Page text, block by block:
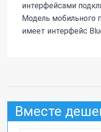
интерфейсами
Модель мобильного
имеет интерфейс
Вместе